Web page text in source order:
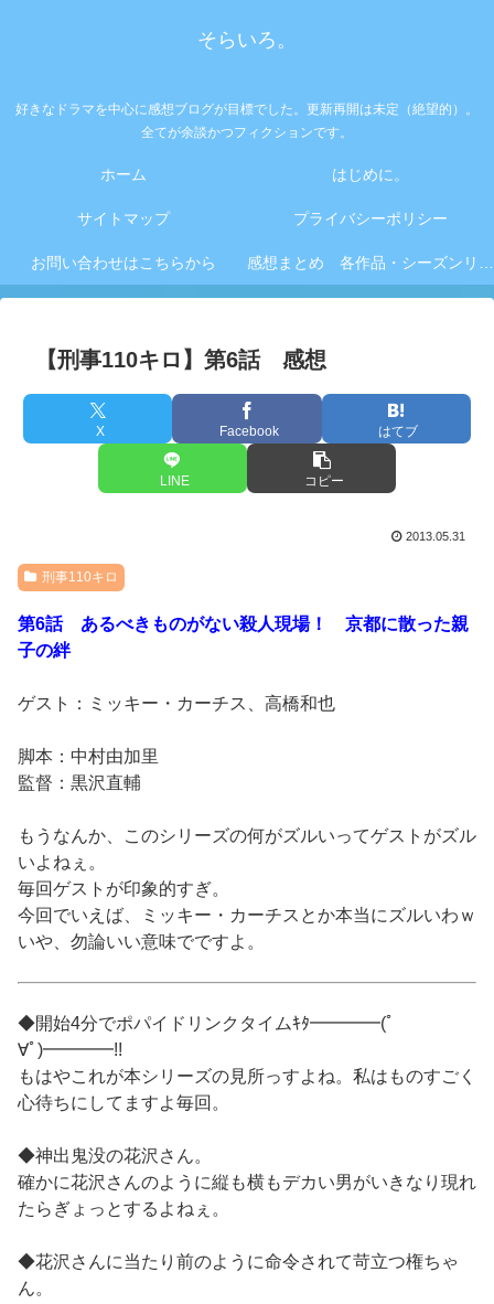
そらいろ。
好きなドラマを中心に感想ブログが目標でした。更新再開は未定（絶望的）。
全てが余談かつフィクションです。
ホーム はじめに。
サイトマップ プライバシーポリシー
お問い合わせはこちらから 感想まとめ 各作品・シーズンリンク集
【刑事110キロ】第6話 感想
X Facebook はてブ
LINE コピー
2013.05.31
刑事110キロ
第6話 あるべきものがない殺人現場！ 京都に散った親
子の絆
ゲスト：ミッキー・カーチス、高橋和也
脚本：中村由加里
監督：黒沢直輔
もうなんか、このシリーズの何がズルいってゲストがズル
いよねぇ。
毎回ゲストが印象的すぎ。
今回でいえば、ミッキー・カーチスとか本当にズルいわｗ
いや、勿論いい意味でですよ。
◆開始4分でポパイドリンクタイムｷﾀ━━━━(ﾟ
∀ﾟ)━━━━!!
もはやこれが本シリーズの見所っすよね。私はものすごく
心待ちにしてますよ毎回。
◆神出鬼没の花沢さん。
確かに花沢さんのように縦も横もデカい男がいきなり現れ
たらぎょっとするよねぇ。
◆花沢さんに当たり前のように命令されて苛立つ権ちゃ
ん。